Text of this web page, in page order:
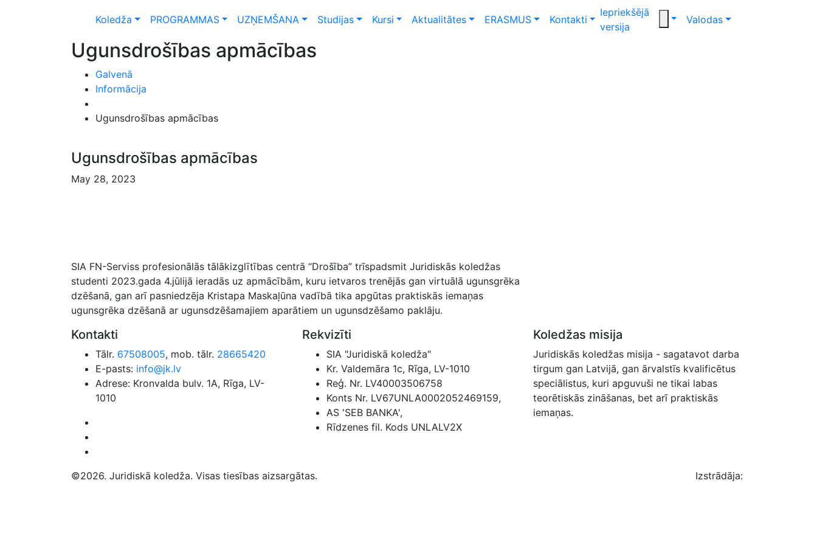
Koledža PROGRAMMAS UZŅEMŠANA Studijas Kursi Aktualitātes ERASMUS Kontakti
Iepriekšējā
versija
Valodas
Ugunsdrošības apmācības
Galvenā
Informācija
Ugunsdrošības apmācības
Ugunsdrošības apmācības
May 28, 2023
SIA FN-Serviss profesionālās tālākizglītības centrā “Drošība” trīspadsmit Juridiskās koledžas
studenti 2023.gada 4.jūlijā ieradās uz apmācībām, kuru ietvaros trenējās gan virtuālā ugunsgrēka
dzēšanā, gan arī pasniedzēja Kristapa Maskaļūna vadībā tika apgūtas praktiskās iemaņas
ugunsgrēka dzēšanā ar ugunsdzēšamajiem aparātiem un ugunsdzēšamo paklāju.
Kontakti
Tālr. 67508005, mob. tālr. 28665420
E-pasts: info@jk.lv
Adrese: Kronvalda bulv. 1A, Rīga, LV-
1010
Rekvizīti
SIA "Juridiskā koledža"
Kr. Valdemāra 1c, Rīga, LV-1010
Reģ. Nr. LV40003506758
Konts Nr. LV67UNLA0002052469159,
AS 'SEB BANKA',
Rīdzenes fil. Kods UNLALV2X
Koledžas misija
Juridiskās koledžas misija - sagatavot darba
tirgum gan Latvijā, gan ārvalstīs kvalificētus
speciālistus, kuri apguvuši ne tikai labas
teorētiskās zināšanas, bet arī praktiskās
iemaņas.
©2026. Juridiskā koledža. Visas tiesības aizsargātas. Izstrādāja: